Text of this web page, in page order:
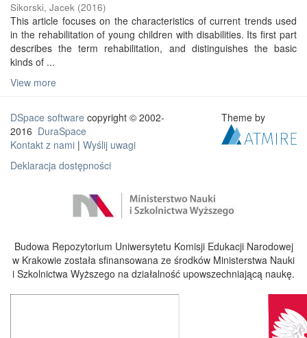
Sikorski, Jacek (2016)
This article focuses on the characteristics of current trends used
in the rehabilitation of young children with disabilities. Its first part
describes the term rehabilitation, and distinguishes the basic
kinds of ...
View more
DSpace software copyright © 2002-
2016 DuraSpace
Kontakt z nami | Wyślij uwagi
Deklaracja dostępności
Theme by
Budowa Repozytorium Uniwersytetu Komisji Edukacji Narodowej
w Krakowie została sfinansowana ze środków Ministerstwa Nauki
i Szkolnictwa Wyższego na działalność upowszechniającą naukę.